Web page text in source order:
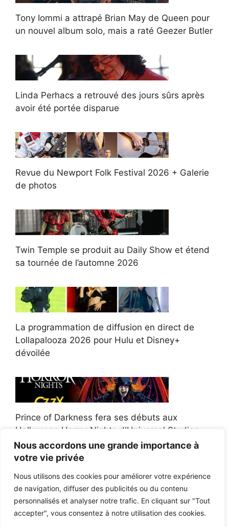
Nous accordons une grande importance à
votre vie privée
Nous utilisons des cookies pour améliorer votre expérience
de navigation, diffuser des publicités ou du contenu
personnalisés et analyser notre trafic. En cliquant sur "Tout
accepter", vous consentez à notre utilisation des cookies.
Tony Iommi a attrapé Brian May de Queen pour
un nouvel album solo, mais a raté Geezer Butler
Linda Perhacs a retrouvé des jours sûrs après
avoir été portée disparue
Revue du Newport Folk Festival 2026 + Galerie
de photos
Twin Temple se produit au Daily Show et étend
sa tournée de l’automne 2026
La programmation de diffusion en direct de
Lollapalooza 2026 pour Hulu et Disney+
dévoilée
Prince of Darkness fera ses débuts aux
Halloween Horror Nights d'Universal Studios
Afroman poursuit un policier de l'Ohio après la
victoire du jury en diffamation